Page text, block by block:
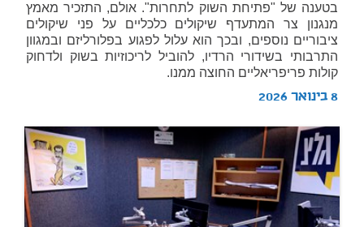
בטענה של "פתיחת השוק לתחרות". אולם, התזכיר מאמץ
מנגנון צר המתעדף שיקולים כלכליים על פני שיקולים
ציבוריים נוספים, ובכך הוא עלול לפגוע בפלורליזם ובמגוון
התרבותי בשידורי הרדיו, להוביל לריכוזיות בשוק ולדחוק
קולות פריפריאליים החוצה ממנו.
8 בינואר 2026